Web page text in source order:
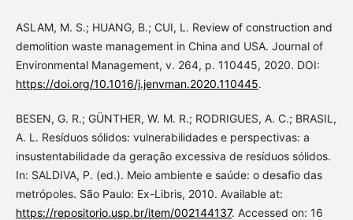
ASLAM, M. S.; HUANG, B.; CUI, L. Review of construction and
demolition waste management in China and USA. Journal of
Environmental Management, v. 264, p. 110445, 2020. DOI:
https://doi.org/10.1016/j.jenvman.2020.110445.
BESEN, G. R.; GÜNTHER, W. M. R.; RODRIGUES, A. C.; BRASIL,
A. L. Resíduos sólidos: vulnerabilidades e perspectivas: a
insustentabilidade da geração excessiva de resíduos sólidos.
In: SALDIVA, P. (ed.). Meio ambiente e saúde: o desafio das
metrópoles. São Paulo: Ex-Libris, 2010. Available at:
https://repositorio.usp.br/item/002144137. Accessed on: 16